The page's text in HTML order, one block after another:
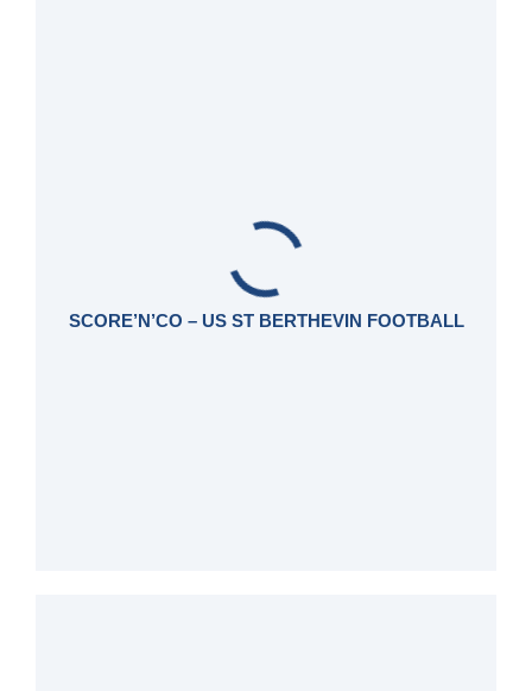
SCORE’N’CO – US ST BERTHEVIN FOOTBALL